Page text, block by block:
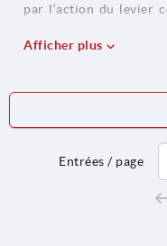
par l‘action du levier
Afficher plus
Entrées / page